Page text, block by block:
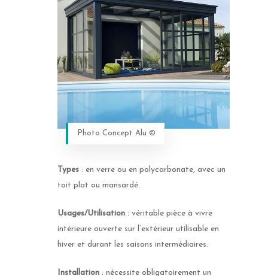
Photo Concept Alu ©
Types : en verre ou en polycarbonate, avec un
toit plat ou mansardé.
Usages/Utilisation : véritable pièce à vivre
intérieure ouverte sur l’extérieur utilisable en
hiver et durant les saisons intermédiaires.
Installation : nécessite obligatoirement un